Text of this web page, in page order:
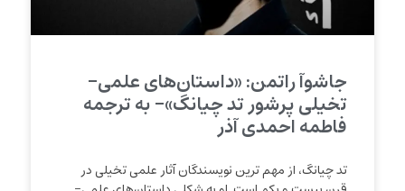
جاشوآ راتمن: «داستان‌های علمی-
تخیلی پرشور تد چیانگ»- به ترجمه
فاطمه احمدی آذر
تد چیانگ، از مهم ترین نویسندگان آثار علمی تخیلی در